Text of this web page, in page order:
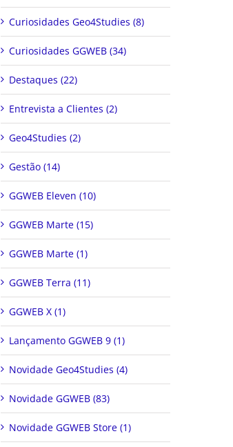
Curiosidades Geo4Studies (8)
Curiosidades GGWEB (34)
Destaques (22)
Entrevista a Clientes (2)
Geo4Studies (2)
Gestão (14)
GGWEB Eleven (10)
GGWEB Marte (15)
GGWEB Marte (1)
GGWEB Terra (11)
GGWEB X (1)
Lançamento GGWEB 9 (1)
Novidade Geo4Studies (4)
Novidade GGWEB (83)
Novidade GGWEB Store (1)